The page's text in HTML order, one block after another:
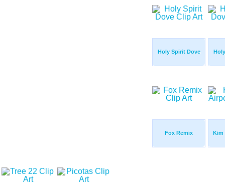
Holy Spirit Dove
Fox Remix Kim